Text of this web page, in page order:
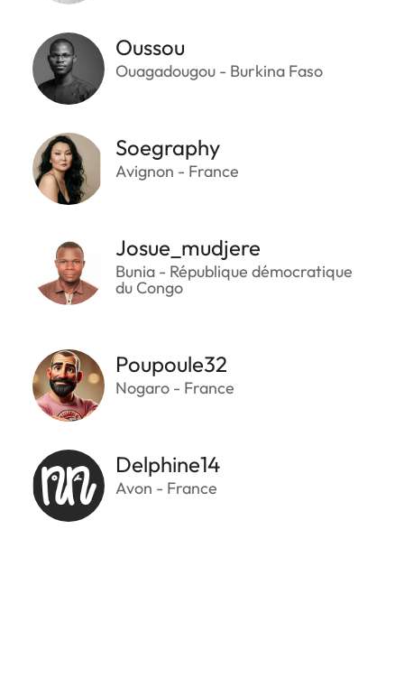
Oussou
Ouagadougou - Burkina Faso
Soegraphy
Avignon - France
Josue_mudjere
Bunia - République démocratique
du Congo
Poupoule32
Nogaro - France
Delphine14
Avon - France